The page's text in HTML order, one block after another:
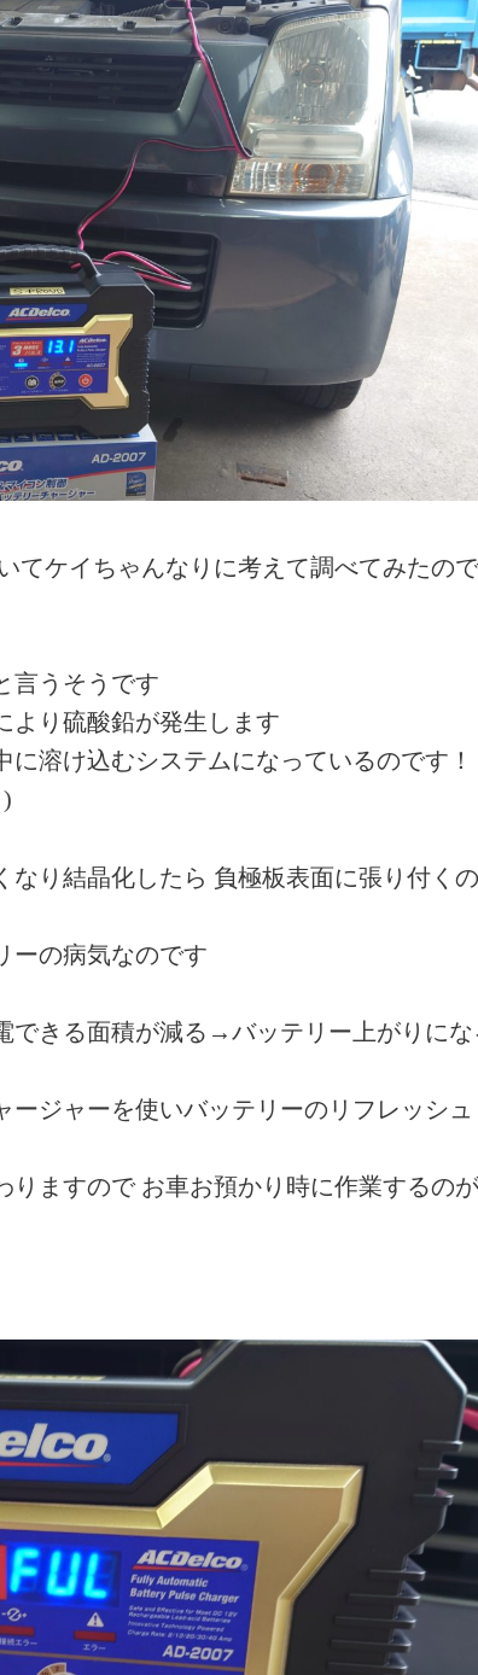
てケイちゃんなりに考えて調べてみたの
言うそうです
より硫酸鉛が発生します
溶け込むシステムになっているのです！
り結晶化したら 負極板表面に張り付く
ーの病気なのです
きる面積が減る→バッテリー上がりにな
ジャーを使いバッテリーのリフレッシ
ますので お車お預かり時に作業するの